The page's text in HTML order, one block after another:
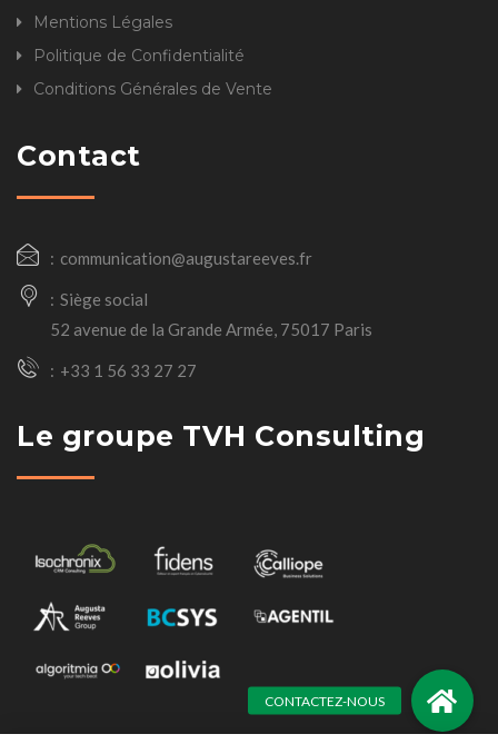
Mentions Légales
Politique de Confidentialité
Conditions Générales de Vente
Contact
communication@augustareeves.fr
Siège social
52 avenue de la Grande Armée, 75017 Paris
+33 1 56 33 27 27
Le groupe TVH Consulting